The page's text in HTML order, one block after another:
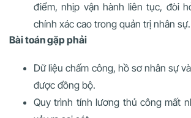
điểm, nhịp vận hành liên tục, đòi
chính xác cao trong quản trị nhân sự.
Bài toán gặp phải
Dữ liệu chấm công, hồ sơ nhân sự
được đồng bộ.
Quy trình tính lương thủ công mất